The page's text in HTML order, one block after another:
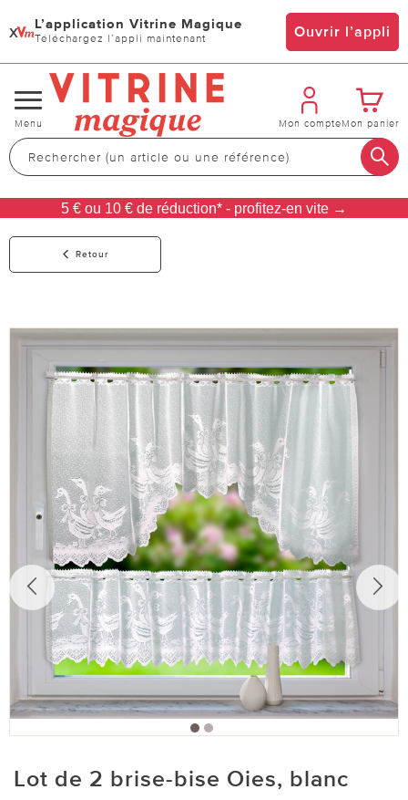
x L’application Vitrine Magique
Téléchargez l’appli maintenant Ouvrir l’appli
Changer
de
navigation
Menu Mon compteMon panier
5 € ou 10 € de réduction* - profitez-en vite →
Retour
Lot de 2 brise-bise Oies, blanc